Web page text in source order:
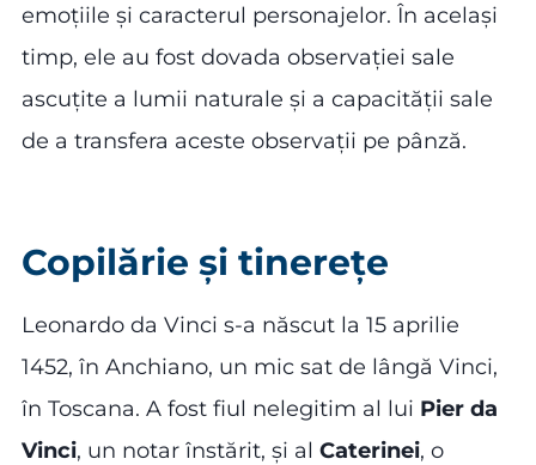
emoțiile și caracterul personajelor. În același
timp, ele au fost dovada observației sale
ascuțite a lumii naturale și a capacității sale
de a transfera aceste observații pe pânză.
Copilărie și tinerețe
Leonardo da Vinci s-a născut la 15 aprilie
1452, în Anchiano, un mic sat de lângă Vinci,
în Toscana. A fost fiul nelegitim al lui Pier da
Vinci, un notar înstărit, și al Caterinei, o